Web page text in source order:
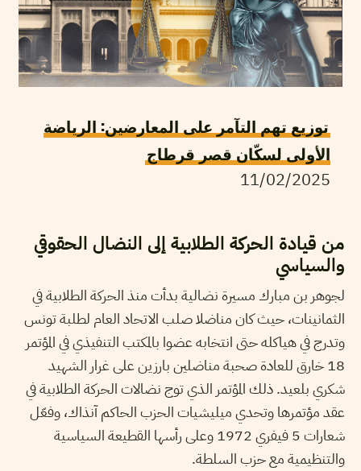
توزيع تهم التآمر على المعارضين: الرياضة
الأولى لسكّان قصر قرطاج
11/02/2025
من قيادة الحركة الطلابية إلى النضال الحقوقي
والسياسي
لجوهر بن مبارك مسيرة نضالية بدأت منذ الحركة الطلابية في
الثمانينات، حيث كان مناضلا صلب الاتحاد العام لطلبة تونس
وتدرج في هياكله حتى انتخابه عضوا بالمكتب التنفيذي في المؤتمر
18 خارق للعادة صحبة مناضلين بارزين على غرار الشهيد
شكري بلعيد. ذلك المؤتمر الذي توج نضالات الحركة الطلابية في
عقد مؤتمرها وتحدي ميليشيات الحزب الحاكم آنذاك، وفعّل
شعارات 5 فيفري 1972 وعلى رأسها القطيعة السياسية
والتنظيمية مع حزب السلطة.